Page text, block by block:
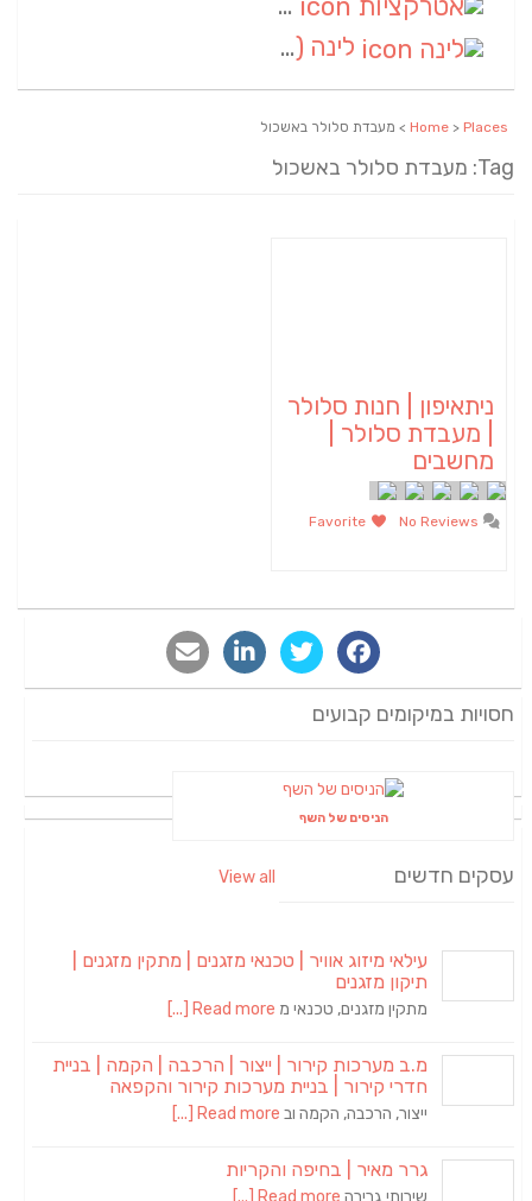
לינה (1)
Home > Places > מעבדת סלולר באשכול
Tag: מעבדת סלולר באשכול
ניתאיפון | חנות סלולר
| מעבדת סלולר |
מחשבים
חסויות במיקומים קבועים
הניסים של השף
עסקים חדשים View all
עילאי מיזוג אוויר | טכנאי מזגנים | מתקין מזגנים |
תיקון מזגנים
מתקין מזגנים, טכנאי מ Read more [...]
מ.ב מערכות קירור | ייצור | הרכבה | הקמה | בניית
חדרי קירור | בניית מערכות קירור והקפאה
ייצור, הרכבה, הקמה וב Read more [...]
גרר מאיר | בחיפה והקריות